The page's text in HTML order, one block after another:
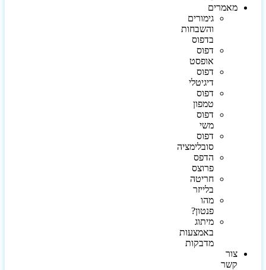
מאמרים
גימורים
והשבחות
בדפוס
דפוס
אופסט
דפוס
דיגיטלי
דפוס
טמפון
דפוס
משי
דפוס
סובלימציה
הדפס
פרוצס
חריטה
בלייזר
מהו
פנטון?
מיתוג
באמצעות
מדבקות
צור
קשר